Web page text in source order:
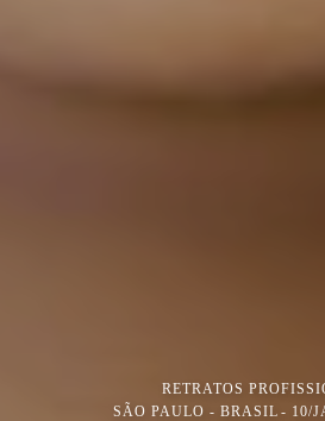
RETRATOS
SÃO PAULO - BRASIL
10/